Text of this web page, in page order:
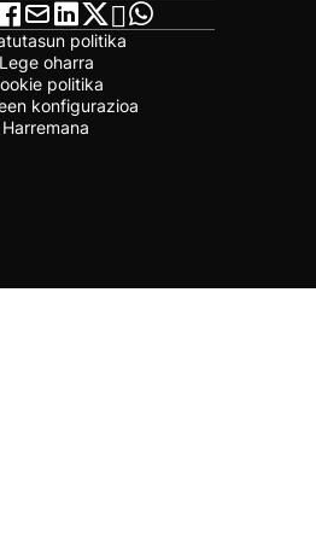
politika
Lege oharra
politika
konfigurazioa
Harremana